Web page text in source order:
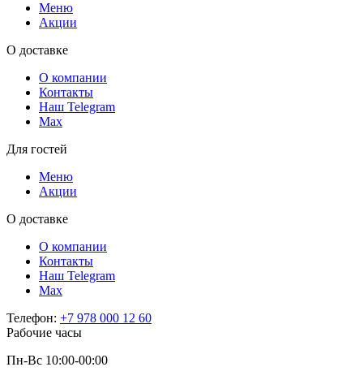
Меню
Акции
О доставке
О компании
Контакты
Наш Telegram
Мах
Для гостей
Меню
Акции
О доставке
О компании
Контакты
Наш Telegram
Мах
Телефон: +7 978 000 12 60
Рабочие часы
Пн-Вс 10:00-00:00